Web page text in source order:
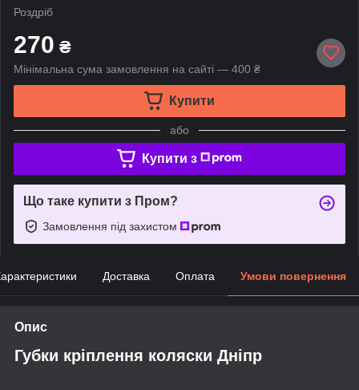
Роздріб
270 ₴
Мінімальна сума замовлення на сайті — 400 ₴
Купити
або
Купити з
Що таке купити з Пром?
Замовлення під захистом
Доставка Оплата Умови повернення
Опис
Губки кріплення коляски Дніпр